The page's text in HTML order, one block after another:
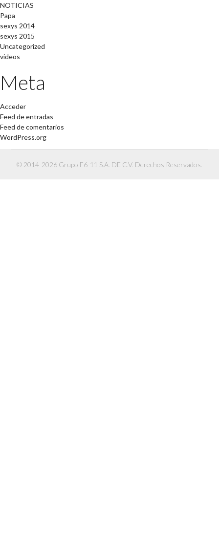
NOTICIAS
Papa
sexys 2014
sexys 2015
Uncategorized
videos
Meta
Acceder
Feed de entradas
Feed de comentarios
WordPress.org
© 2014-2026 Grupo F6-11 S.A. DE C.V. Derechos Reservados.